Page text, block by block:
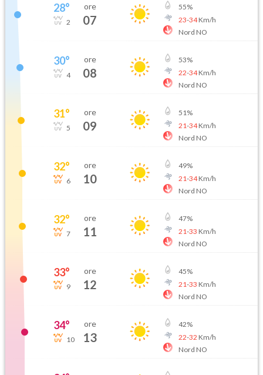
28°
2
ore
07
55%
23-34Km/h
Nord NO
30°
4
ore
08
53%
22-34Km/h
Nord NO
31°
5
ore
09
51%
21-34Km/h
Nord NO
32°
6
ore
10
49%
21-34Km/h
Nord NO
32°
7
ore
11
47%
21-33 Km/h
Nord NO
33°
9
ore
12
45%
21-33 Km/h
Nord NO
34°
10
ore
13
42%
22-32 Km/h
Nord NO